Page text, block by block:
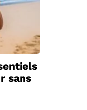
sans